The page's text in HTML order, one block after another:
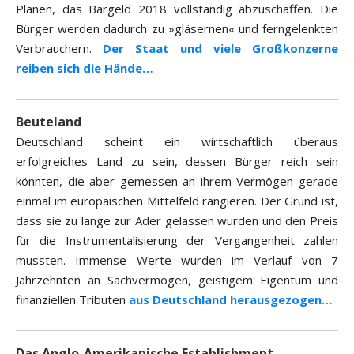
Plänen, das Bargeld 2018 vollständig abzuschaffen. Die
Bürger werden dadurch zu »gläsernen« und ferngelenkten
Verbrauchern. Der Staat und viele Großkonzerne
reiben sich die Hände…
Beuteland
Deutschland scheint ein wirtschaftlich überaus
erfolgreiches Land zu sein, dessen Bürger reich sein
könnten, die aber gemessen an ihrem Vermögen gerade
einmal im europäischen Mittelfeld rangieren. Der Grund ist,
dass sie zu lange zur Ader gelassen wurden und den Preis
für die Instrumentalisierung der Vergangenheit zahlen
mussten. Immense Werte wurden im Verlauf von 7
Jahrzehnten an Sachvermögen, geistigem Eigentum und
finanziellen Tributen aus Deutschland herausgezogen…